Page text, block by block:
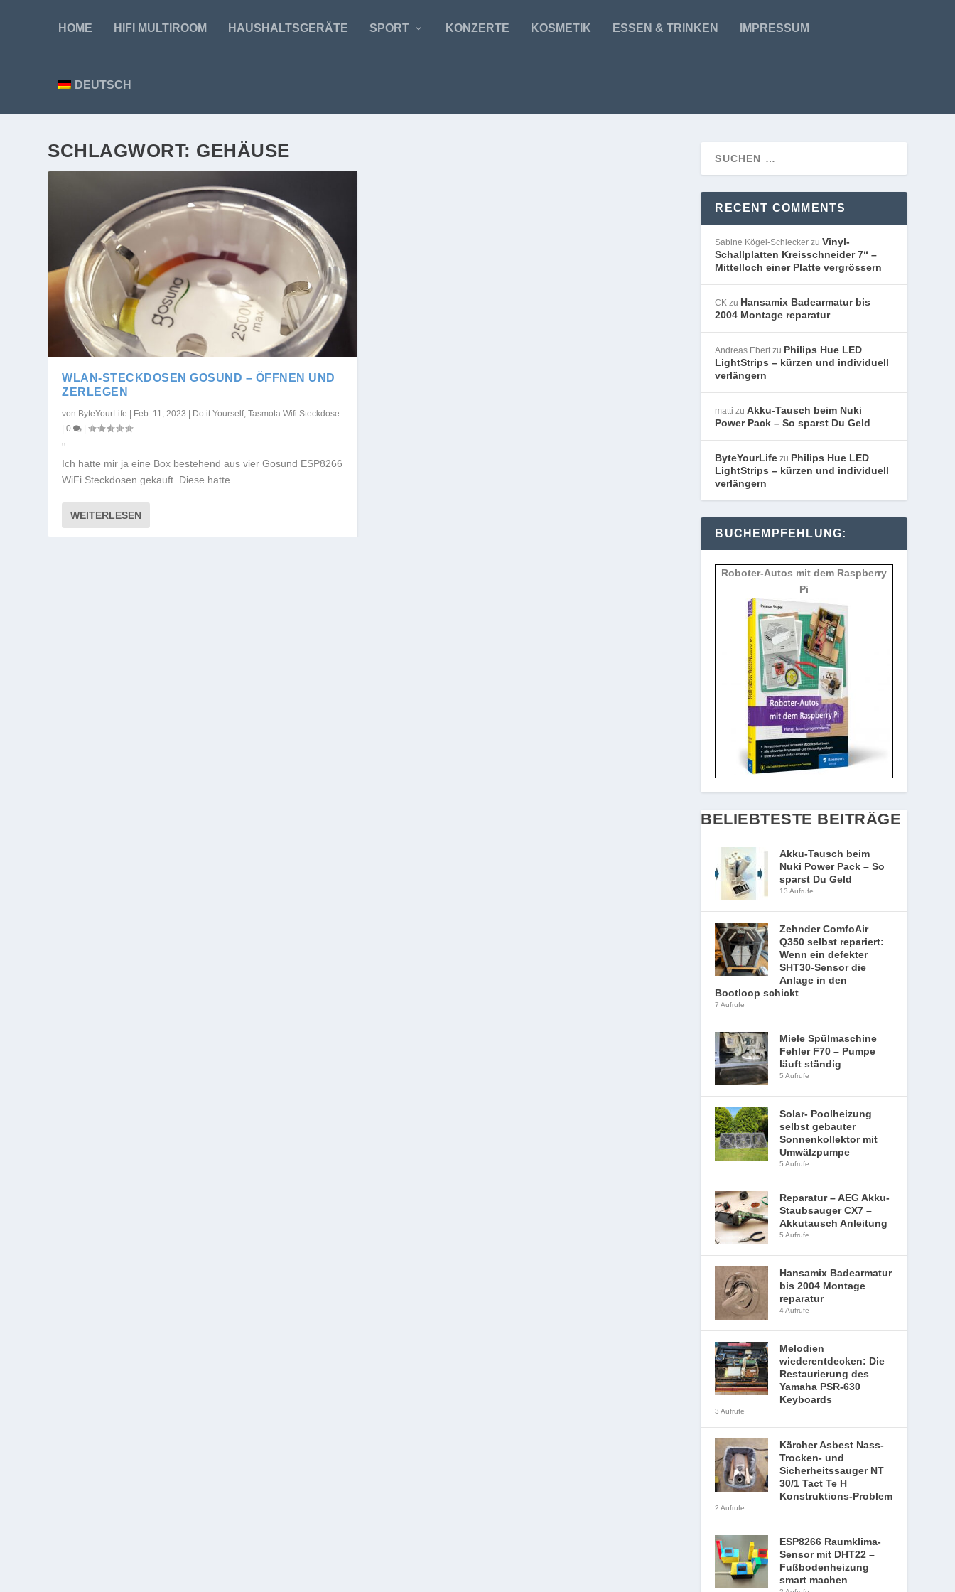
HOME HIFI MULTIROOM HAUSHALTSGERÄTE SPORT KONZERTE KOSMETIK ESSEN & TRINKEN IMPRESSUM
DEUTSCH
SCHLAGWORT: GEHÄUSE
WLAN-STECKDOSEN GOSUND – ÖFFNEN UND
ZERLEGEN
von ByteYourLife Feb. 11, 2023 Do it Yourself,Tasmota Wifi Steckdose
|0 |
''
Ich hatte mir ja eine Box bestehend aus vier Gosund ESP8266
WiFi Steckdosen gekauft. Diese hatte...
WEITERLESEN
RECENT COMMENTS
Sabine Kögel-Schlecker zuVinyl-
Schallplatten Kreisschneider 7“ –
Mittelloch einer Platte vergrössern
CK zu Hansamix Badearmatur bis
2004 Montage reparatur
Andreas Ebertzu Philips Hue LED
LightStrips – kürzen und individuell
verlängern
matti zuAkku-Tausch beim Nuki
Power Pack – So sparst Du Geld
ByteYourLife zu Philips Hue LED
LightStrips – kürzen und individuell
verlängern
BUCHEMPFEHLUNG:
Roboter-Autos mit dem Raspberry
Pi
BELIEBTESTE BEITRÄGE
Akku-Tausch beim
Nuki Power Pack – So
sparst Du Geld
13 Aufrufe
Zehnder ComfoAir
Q350 selbst repariert:
Wenn ein defekter
SHT30-Sensor die
Anlage in den
Bootloop schickt
7 Aufrufe
Miele Spülmaschine
Fehler F70 – Pumpe
läuft ständig
5 Aufrufe
Solar- Poolheizung
selbst gebauter
Sonnenkollektor mit
Umwälzpumpe
5 Aufrufe
Reparatur – AEG Akku-
Staubsauger CX7 –
Akkutausch Anleitung
5 Aufrufe
Hansamix Badearmatur
bis 2004 Montage
reparatur
4 Aufrufe
Melodien
wiederentdecken: Die
Restaurierung des
Yamaha PSR-630
Keyboards
3 Aufrufe
Kärcher Asbest Nass-
Trocken- und
Sicherheitssauger NT
30/1 Tact Te H
Konstruktions-Problem
2 Aufrufe
ESP8266 Raumklima-
Sensor mit DHT22 –
Fußbodenheizung
smart machen